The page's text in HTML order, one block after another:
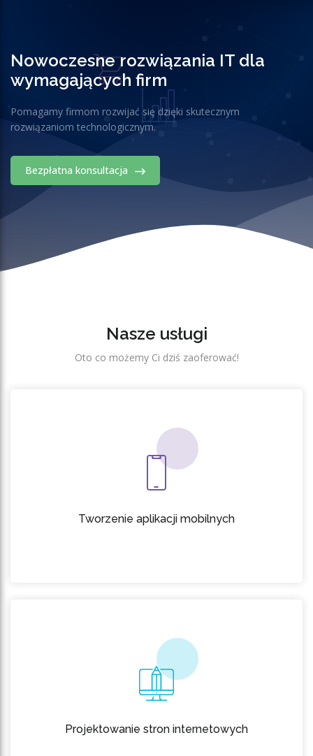
Nowoczesne rozwiązania IT dla
wymagających firm
Pomagamy firmom rozwijać się dzięki skutecznym
rozwiązaniom technologicznym.
Bezpłatna konsultacja
Nasze usługi
Oto co możemy Ci dziś zaoferować!
Tworzenie aplikacji mobilnych
Projektowanie stron internetowych